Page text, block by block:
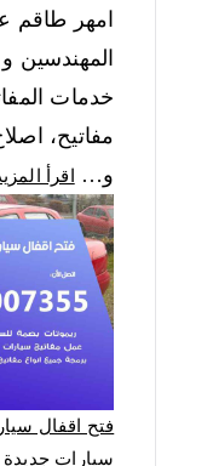
امهر طاقم
المهندسين
خدمات
مفاتيح،
و…
اقرأ
سيارات جديدة